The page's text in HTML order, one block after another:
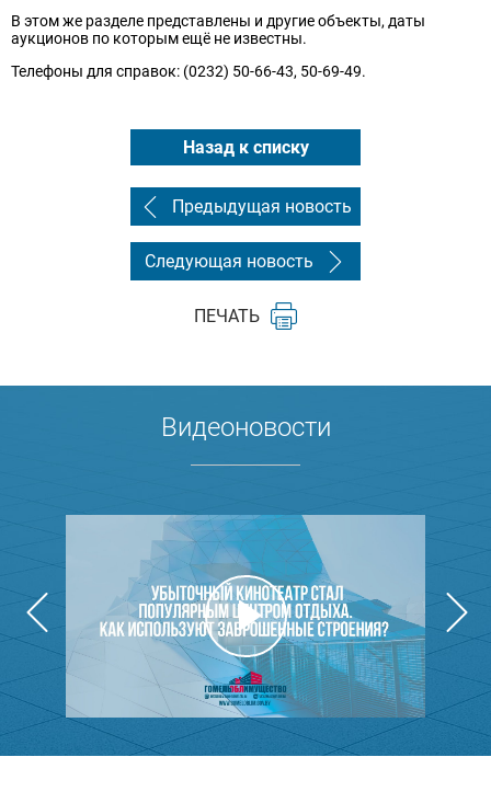
В этом же разделе представлены и другие объекты, даты
аукционов по которым ещё не известны.
Телефоны для справок: (0232) 50-66-43, 50-69-49.
Назад к списку
Предыдущая новость
Следующая новость
ПЕЧАТЬ
Видеоновости